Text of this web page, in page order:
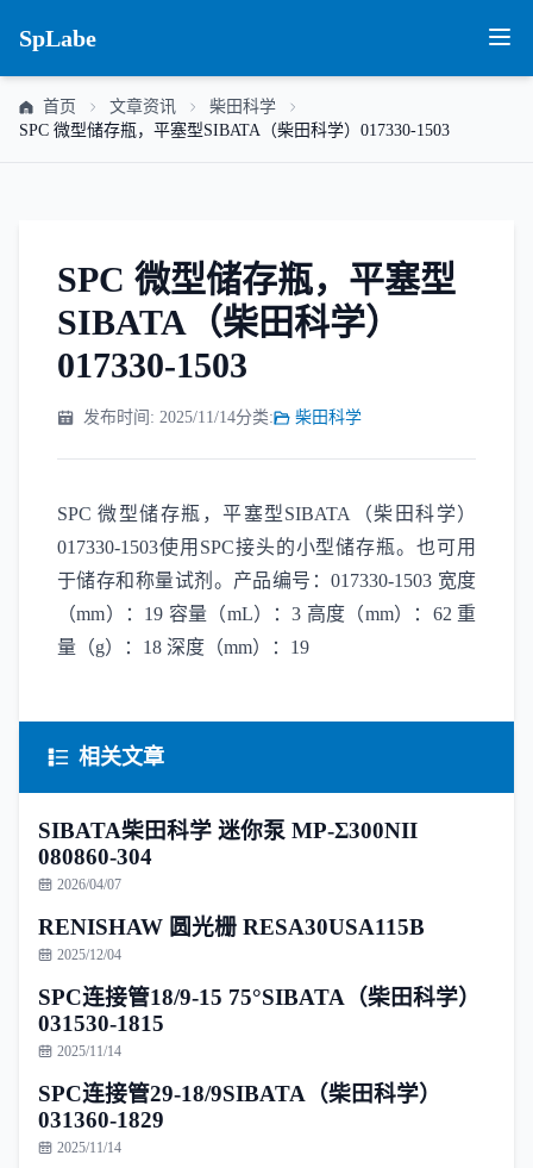
SpLabe
首页 文章资讯
柴田科学
SPC 微型储存瓶，平塞型SIBATA（柴田科学）017330-1503
SPC 微型储存瓶，平塞型
SIBATA（柴田科学）
017330-1503
发布时间: 2025/11/14分类: 柴田科学
SPC 微型储存瓶，平塞型SIBATA（柴田科学）
017330-1503使用SPC接头的小型储存瓶。也可用
于储存和称量试剂。产品编号：017330-1503 宽度
（mm）：19 容量（mL）：3 高度（mm）：62 重
量（g）：18 深度（mm）：19
相关文章
SIBATA柴田科学 迷你泵 MP-Σ300NII
080860-304
2026/04/07
RENISHAW 圆光栅 RESA30USA115B
2025/12/04
SPC连接管18/9-15 75°SIBATA（柴田科学）
031530-1815
2025/11/14
SPC连接管29-18/9SIBATA（柴田科学）
031360-1829
2025/11/14